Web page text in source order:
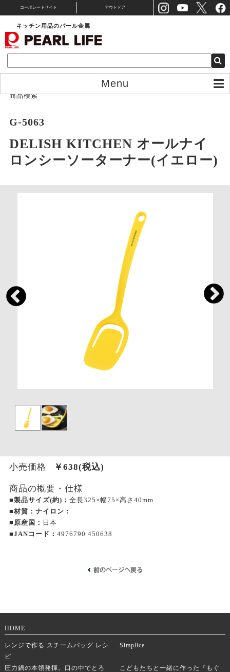
コーポレートサイト アウトドア
キッチン用品のパール金属
Menu
商品検索
G-5063
DELISH KITCHEN オールナイ
ロンシーソーターナー(イエロー)
小売価格 ￥ 638(税込)
商品の概要・仕様
■製品サイズ(約)： 全長325×幅75×高さ40mm
■材質：ナイロン：
■原産国： 日本
■JANコード： 4976790 450638
HOME
レンジで作る スチームバッグ レシ
ピ
Simplice
圧力鍋の本領発揮。口の中でとろ
こどもたちと一緒に作った『もぐ